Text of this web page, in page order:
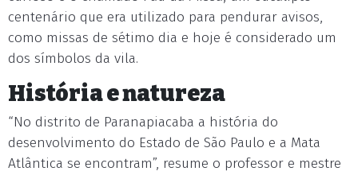
centenário que era utilizado para pendurar avisos,
como missas de sétimo dia e hoje é considerado um
dos símbolos da vila.
História e natureza
“No distrito de Paranapiacaba a história do
desenvolvimento do Estado de São Paulo e a Mata
Atlântica se encontram”, resume o professor e mestre